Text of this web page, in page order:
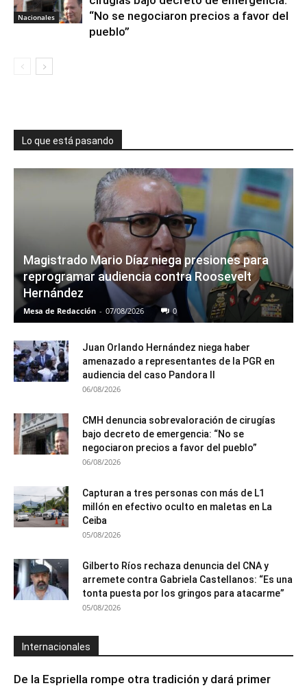
Nacionales
“No se negociaron precios a favor del
pueblo”
Lo que está pasando
Magistrado Mario Díaz niega presiones para
reprogramar audiencia contra Roosevelt
Hernández
Mesa de Redacción - 07/08/2026 0
Juan Orlando Hernández niega haber
amenazado a representantes de la PGR en
audiencia del caso Pandora II
06/08/2026
CMH denuncia sobrevaloración de cirugías
bajo decreto de emergencia: “No se
negociaron precios a favor del pueblo”
06/08/2026
Capturan a tres personas con más de L1
millón en efectivo oculto en maletas en La
Ceiba
05/08/2026
Gilberto Ríos rechaza denuncia del CNA y
arremete contra Gabriela Castellanos: “Es una
tonta puesta por los gringos para atacarme”
05/08/2026
Internacionales
De la Espriella rompe otra tradición y dará primer